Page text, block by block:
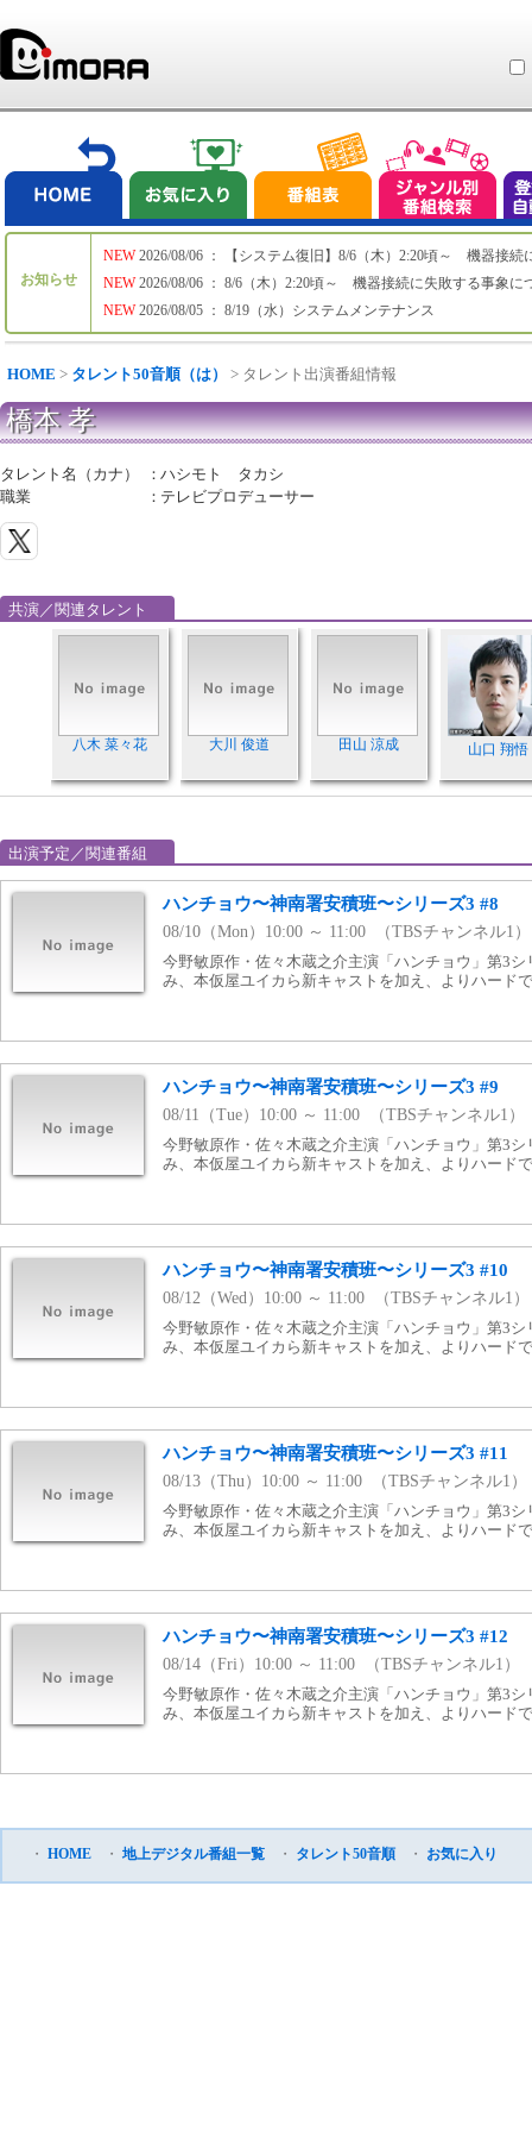
お知らせ
NEW
NEW
NEW
2026/08/06 ： 【システム復旧】8/6（木）2:20頃～ 機器接続
2026/08/06 ： 8/6（木）2:20頃～ 機器接続に失敗する事象に
2026/08/05 ： 8/19（水）システムメンテナンス
HOME > タレント50音順（は） > タレント出演番組情報
橋本 孝
タレント名（カナ） ：ハシモト タカシ
職業
： テレビプロデューサー
共演／関連タレント
八木 菜々花 大川 俊道 田山 涼成 山口 翔悟
出演予定／関連番組
ハンチョウ〜神南署安積班〜シリーズ3 #8
08/10（Mon）10:00 ～ 11:00 （TBSチャンネル1）
今野敏原作・佐々木蔵之介主演「ハンチョウ」第3
み、本仮屋ユイカら新キャストを加え、よりハード
ハンチョウ〜神南署安積班〜シリーズ3 #9
08/11（Tue）10:00 ～ 11:00 （TBSチャンネル1）
今野敏原作・佐々木蔵之介主演「ハンチョウ」第3
み、本仮屋ユイカら新キャストを加え、よりハード
ハンチョウ〜神南署安積班〜シリーズ3 #10
08/12（Wed）10:00 ～ 11:00 （TBSチャンネル1）
今野敏原作・佐々木蔵之介主演「ハンチョウ」第3
み、本仮屋ユイカら新キャストを加え、よりハード
ハンチョウ〜神南署安積班〜シリーズ3 #11
08/13（Thu）10:00 ～ 11:00 （TBSチャンネル1）
今野敏原作・佐々木蔵之介主演「ハンチョウ」第3
み、本仮屋ユイカら新キャストを加え、よりハード
ハンチョウ〜神南署安積班〜シリーズ3 #12
08/14（Fri）10:00 ～ 11:00 （TBSチャンネル1）
今野敏原作・佐々木蔵之介主演「ハンチョウ」第3
み、本仮屋ユイカら新キャストを加え、よりハード
・ HOME ・ 地上デジタル番組一覧 ・ タレント50音順 ・ お気に入り